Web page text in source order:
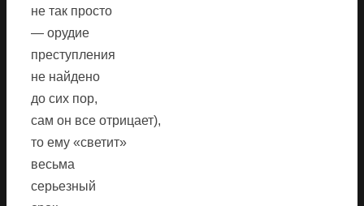
не так просто
— орудие
преступления
не найдено
до сих пор,
сам он все отрицает),
то ему «светит»
весьма
серьезный